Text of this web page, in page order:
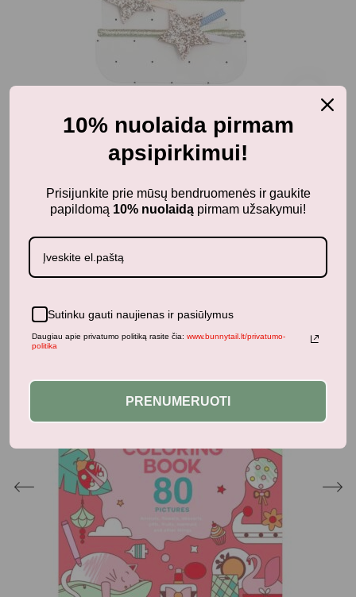
ROCKAHULA plaukų gumyčių rinkinys"Rainbow
8,50 € su PVM
10% nuolaida pirmam
apsipirkimui!
Prisijunkite prie mūsų bendruomenės ir gaukite
papildomą 10% nuolaidą pirmam užsakymui!
Sutinku gauti naujienas ir pasiūlymus
Daugiau apie privatumo politiką rasite čia: www.bunnytail.lt/privatumo-
politika
PRENUMERUOTI